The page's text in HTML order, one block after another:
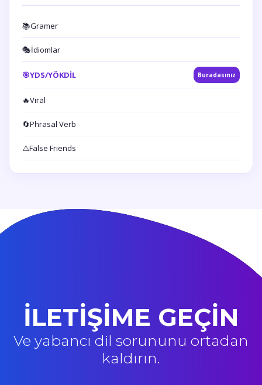
📚Gramer
🎭İdiomlar
🎯YDS/YÖKDİL Buradasınız
🔥Viral
🔄Phrasal Verb
⚠️False Friends
İLETİŞİME GEÇİN
Ve yabancı dil sorununu ortadan
kaldırın.